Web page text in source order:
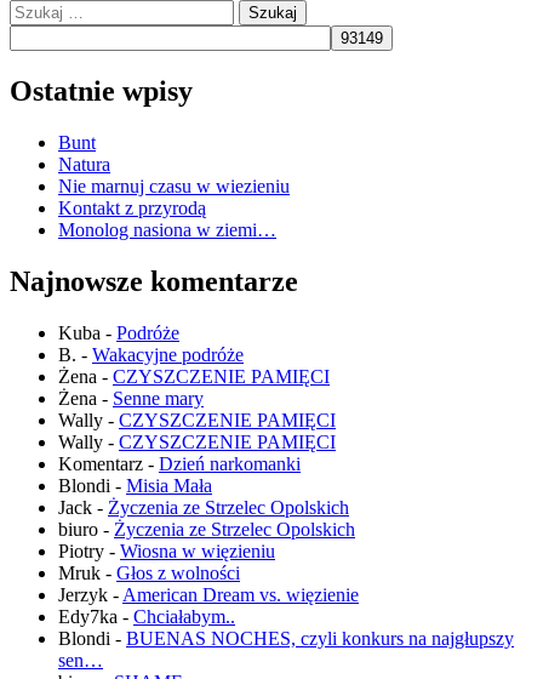
Szukaj:
Ostatnie wpisy
Bunt
Natura
Nie marnuj czasu w wiezieniu
Kontakt z przyrodą
Monolog nasiona w ziemi…
Najnowsze komentarze
Kuba - Podróże
B. - Wakacyjne podróże
Żena - CZYSZCZENIE PAMIĘCI
Żena - Senne mary
Wally - CZYSZCZENIE PAMIĘCI
Wally - CZYSZCZENIE PAMIĘCI
Komentarz - Dzień narkomanki
Blondi - Misia Mała
Jack - Życzenia ze Strzelec Opolskich
biuro - Życzenia ze Strzelec Opolskich
Piotry - Wiosna w więzieniu
Mruk - Głos z wolności
Jerzyk - American Dream vs. więzienie
Edy7ka - Chciałabym..
Blondi - BUENAS NOCHES, czyli konkurs na najgłupszy
sen…